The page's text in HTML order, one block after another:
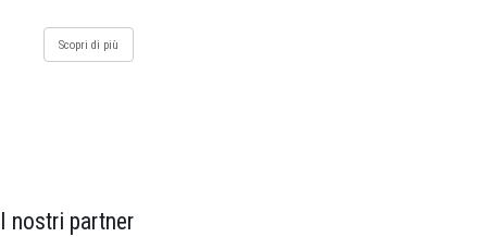
Scopri di più
I nostri partner